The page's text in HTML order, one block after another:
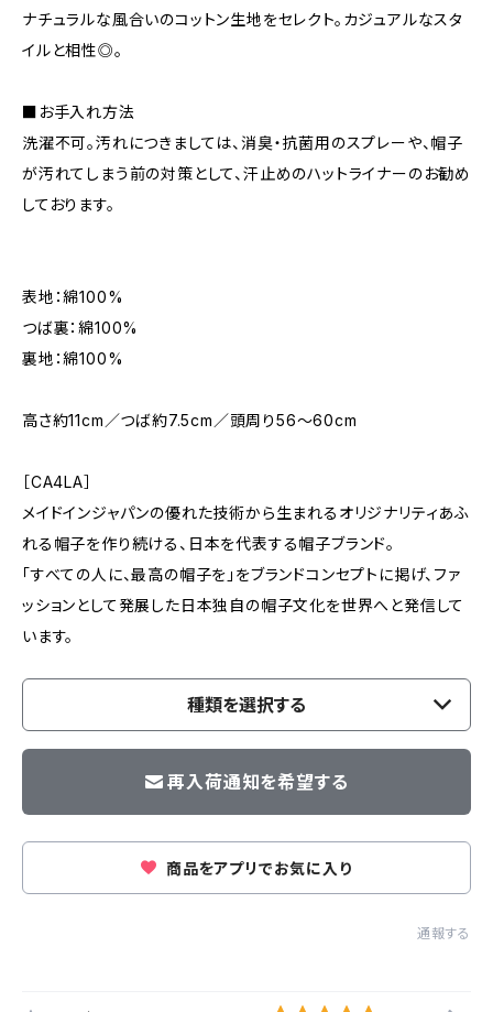
ナチュラルな風合いのコットン生地をセレクト。カジュアルなスタ
イルと相性◎。
■お手入れ方法
洗濯不可。汚れにつきましては、消臭・抗菌用のスプレーや、帽子
が汚れてしまう前の対策として、汗止めのハットライナーのお勧め
しております。
表地：綿100%
つば裏：綿100%
裏地：綿100%
高さ約11cm／つば約7.5cm／頭周り56～60cm
［CA4LA］
メイドインジャパンの優れた技術から生まれるオリジナリティあふ
れる帽子を作り続ける、日本を代表する帽子ブランド。
「すべての人に、最高の帽子を」をブランドコンセプトに掲げ、ファ
ッションとして発展した日本独自の帽子文化を世界へと発信して
います。
種類を選択する
再入荷通知を希望する
商品をアプリでお気に入り
通報する